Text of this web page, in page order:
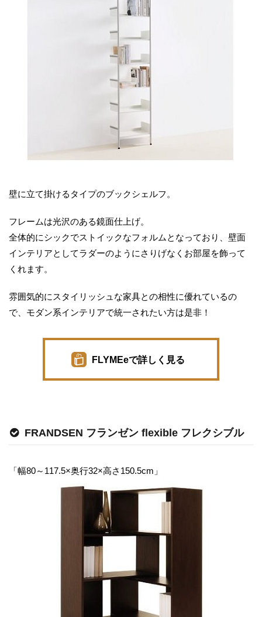
壁に立て掛けるタイプのブックシェルフ。
フレームは光沢のある鏡面仕上げ。
全体的にシックでストイックなフォルムとなっており、壁面
インテリアとしてラダーのようにさりげなくお部屋を飾って
くれます。
雰囲気的にスタイリッシュな家具との相性に優れているの
で、モダン系インテリアで統一されたい方は是非！
FLYMEeで詳しく見る
FRANDSEN フランゼン flexible フレクシブル
「幅80～117.5×奥行32×高さ150.5cm」